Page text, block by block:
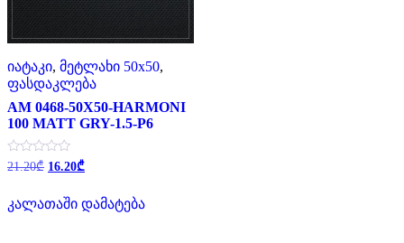
იატაკი, მეტლახი 50x50,
ფასდაკლება
AM 0468-50X50-HARMONI
100 MATT GRY-1.5-P6
შეფასება
0
5-
დან
21.20₾ Original
21.20₾.
16.20₾Current
16.20₾.
კალათაში დამატება